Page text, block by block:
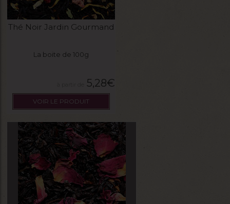
Thé Noir Jardin Gourmand
La boite de 100g
5,28€
VOIR LE PRODUIT